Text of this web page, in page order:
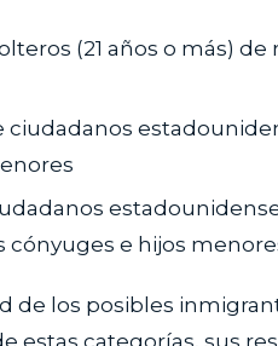
(21 años o más)
ciudadanos
cónyuges e hijos
de los posibles
estas categorías, sus